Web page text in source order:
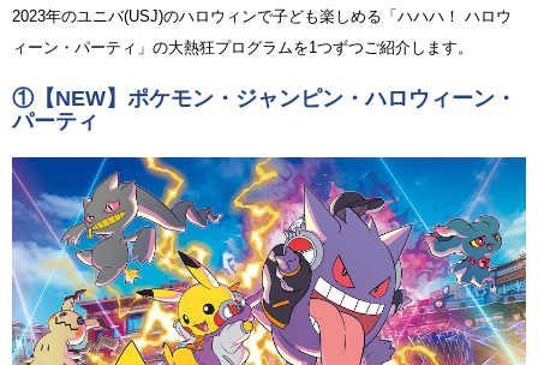
2023年のユニバ(USJ)のハロウィンで子ども楽しめる「ハハハ！ ハロウ
ィーン・パーティ」の大熱狂プログラムを1つずつご紹介します。
①【NEW】ポケモン・ジャンピン・ハロウィーン・
パーティ